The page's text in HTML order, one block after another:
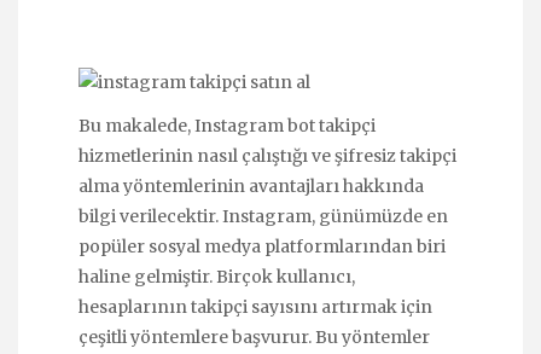
Bu makalede, Instagram bot takipçi
hizmetlerinin nasıl çalıştığı ve şifresiz takipçi
alma yöntemlerinin avantajları hakkında
bilgi verilecektir. Instagram, günümüzde en
popüler sosyal medya platformlarından biri
haline gelmiştir. Birçok kullanıcı,
hesaplarının takipçi sayısını artırmak için
çeşitli yöntemlere başvurur. Bu yöntemler